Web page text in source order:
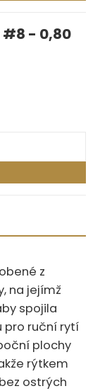
#8 - 0,80
z
na jejímž
spojila
pro ruční rytí
plochy
rýtkem
ostrých